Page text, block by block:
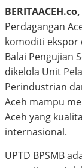
Perdagangan
komoditi ekspor
Balai Pengujian
dikelola Unit
Perindustrian
Aceh mampu
Aceh yang
internasional.
UPTD BPSMB